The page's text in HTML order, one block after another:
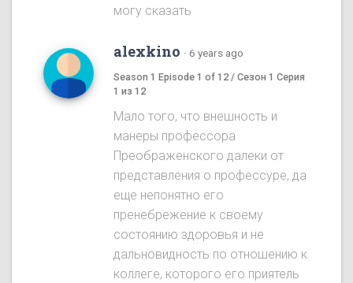
могу сказать
alexkino · 6 years ago
Season 1 Episode 1 of 12 / Сезон 1 Серия
1 из 12
Мало того, что внешность и
манеры профессора
Преображенского далеки от
представления о профессуре, да
еще непонятно его
пренебрежение к своему
состоянию здоровья и не
дальновидность по отношению к
коллеге, которого его приятель